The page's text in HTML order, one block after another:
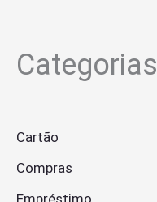
Categorias
Cartão
Compras